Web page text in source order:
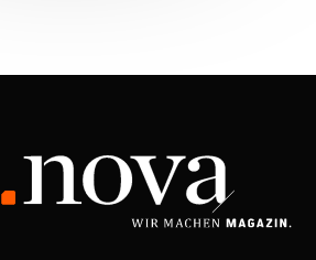
03/2026
JETZT BESTELLEN